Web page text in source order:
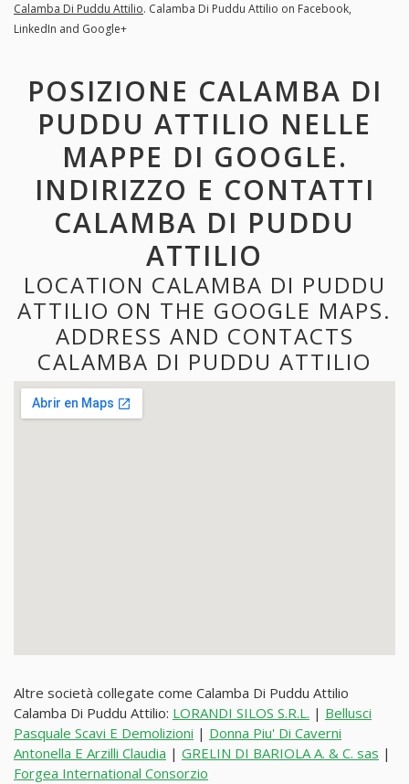
Calamba Di Puddu Attilio. Calamba Di Puddu Attilio on Facebook,
LinkedIn and Google+
POSIZIONE CALAMBA DI
PUDDU ATTILIO NELLE
MAPPE DI GOOGLE.
INDIRIZZO E CONTATTI
CALAMBA DI PUDDU
ATTILIO
LOCATION CALAMBA DI PUDDU
ATTILIO ON THE GOOGLE MAPS.
ADDRESS AND CONTACTS
CALAMBA DI PUDDU ATTILIO
Altre società collegate come Calamba Di Puddu Attilio
Calamba Di Puddu Attilio: LORANDI SILOS S.R.L. | Bellusci
Pasquale Scavi E Demolizioni | Donna Piu' Di Caverni
Antonella E Arzilli Claudia | GRELIN DI BARIOLA A. & C. sas |
Forgea International Consorzio